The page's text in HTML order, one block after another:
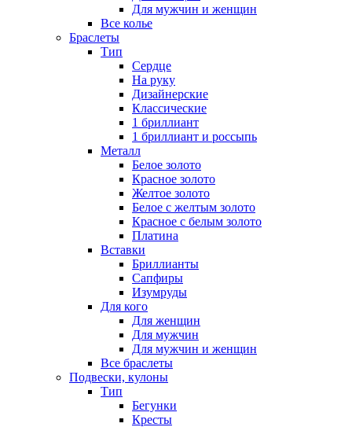
Для мужчин и женщин
Все колье
Браслеты
Тип
Сердце
На руку
Дизайнерские
Классические
1 бриллиант
1 бриллиант и россыпь
Металл
Белое золото
Красное золото
Желтое золото
Белое с желтым золото
Красное с белым золото
Платина
Вставки
Бриллианты
Сапфиры
Изумруды
Для кого
Для женщин
Для мужчин
Для мужчин и женщин
Все браслеты
Подвески, кулоны
Тип
Бегунки
Кресты